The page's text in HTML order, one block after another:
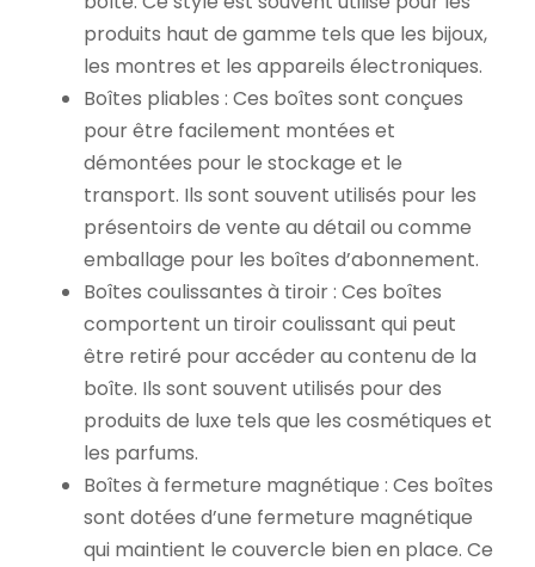
produits haut de gamme tels que les bijoux,
les montres et les appareils électroniques.
Boîtes pliables : Ces boîtes sont conçues
pour être facilement montées et
démontées pour le stockage et le
transport. Ils sont souvent utilisés pour les
présentoirs de vente au détail ou comme
emballage pour les boîtes d’abonnement.
Boîtes coulissantes à tiroir : Ces boîtes
comportent un tiroir coulissant qui peut
être retiré pour accéder au contenu de la
boîte. Ils sont souvent utilisés pour des
produits de luxe tels que les cosmétiques et
les parfums.
Boîtes à fermeture magnétique : Ces boîtes
sont dotées d’une fermeture magnétique
qui maintient le couvercle bien en place. Ce